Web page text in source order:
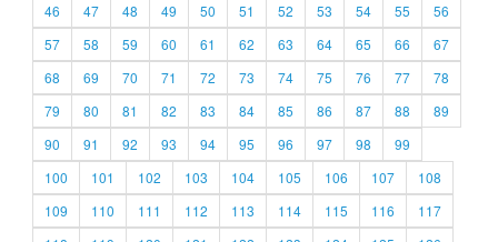
46
47 48 49 50 51 52 53 54 55
56
57
58 59 60 61 62 63 64 65 66
67
68
69 70 71 72 73 74 75 76 77
78
79
80 81 82 83 84 85 86 87 88
89
90
91 92 93 94 95 96 97 98
99
100
101 102 103 104 105 106 107
108
109
110 111 112 113 114 115 116
117